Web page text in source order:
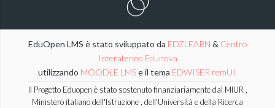
EduOpen LMS è stato sviluppato da EDZLEARN & Centro
Interateneo Edunova
utilizzando MOODLE LMSe il tema EDWISER remUI
Il Progetto Eduopen è stato sostenuto finanziariamente dal MIUR ,
Ministero italiano dell'Istruzione , dell'Università e della Ricerca